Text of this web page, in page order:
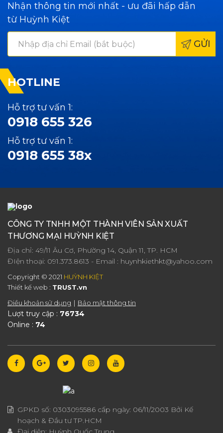
Nhận thông tin mới nhất - ưu đãi hấp dẫn
từ Huỳnh Kiệt
GỬI
HOTLINE
Hỗ trợ tư vấn 1:
0918 655 326
Hỗ trợ tư vấn 1:
0918 655 38x
CÔNG TY TNHH MỘT THÀNH VIÊN SẢN XUẤT
THƯƠNG MẠI HUỲNH KIỆT
Địa chỉ: 49/11 Âu Cơ, Phường 14, Quận 11, TP. HCM
ĐIện thoại: 091.373.8613 - Email : huynhkiethkt@yahoo.com
Copyright © 2021 HUỲNH KIỆT
Thiết kế web : TRUST.vn
Điều khoản sử dụng
Bảo mật thông tin
Lượt truy cập : 76734
Online : 74
GPKD số: 0303095586 cấp ngày: 06/11/2003 Bởi Kế
hoạch & Đầu tư TP.HCM